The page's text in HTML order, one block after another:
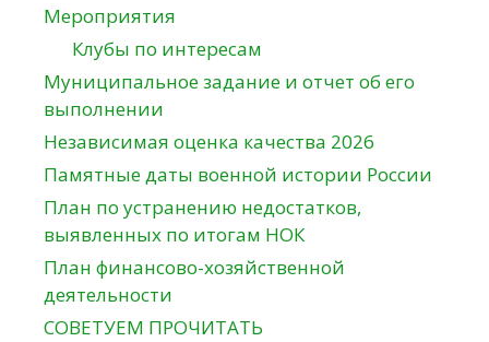
Мероприятия
Клубы по интересам
Муниципальное задание и отчет об его
выполнении
Независимая оценка качества 2026
Памятные даты военной истории России
План по устранению недостатков,
выявленных по итогам НОК
План финансово-хозяйственной
деятельности
СОВЕТУЕМ ПРОЧИТАТЬ